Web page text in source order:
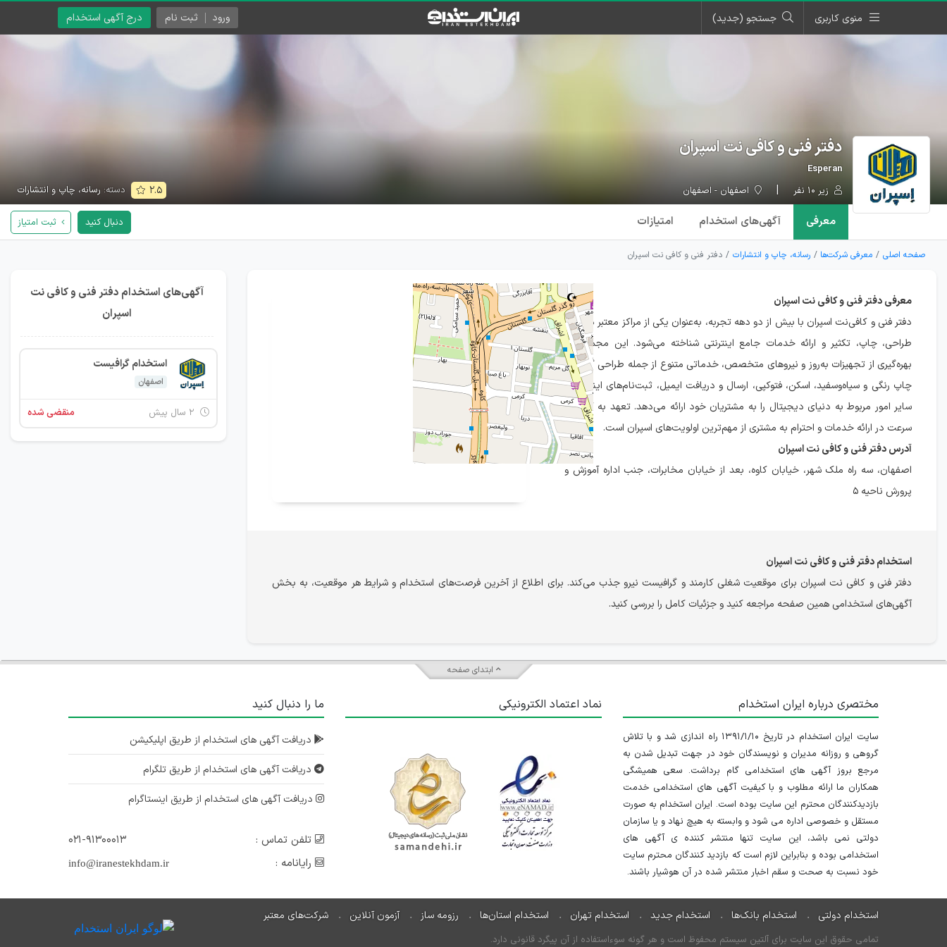
منوی کاربری جستجو (جدید) درج آگهی استخدام ورود ثبت نام
دفتر فنی و کافی نت اسپران
Esperan
زیر ۱۰ نفر
اصفهان - اصفهان ۲.۵ دسته: رسانه، چاپ و انتشارات
معرفی آگهی‌های استخدام امتیازات دنبال کنید ثبت امتیاز
صفحه اصلی معرفی شرکت‌ها رسانه، چاپ و انتشارات دفتر فنی و کافی نت اسپران
معرفی دفتر فنی و کافی نت اسپران
دفتر فنی و کافی‌نت اسپران با بیش از دو دهه تجربه، به‌عنوان یکی از مراکز معتبر در حوزه
طراحی، چاپ، تکثیر و ارائه خدمات جامع اینترنتی شناخته می‌شود. این مجموعه با
بهره‌گیری از تجهیزات به‌روز و نیروهای متخصص، خدماتی متنوع از جمله طراحی گرافیک،
چاپ رنگی و سیاه‌وسفید، اسکن، فتوکپی، ارسال و دریافت ایمیل، ثبت‌نام‌های اینترنتی و
سایر امور مربوط به دنیای دیجیتال را به مشتریان خود ارائه می‌دهد. تعهد به کیفیت،
سرعت در ارائه خدمات و احترام به مشتری از مهم‌ترین اولویت‌های اسپران است.
آدرس دفتر فنی و کافی نت اسپران
اصفهان، سه راه ملک شهر، خیابان کاوه، بعد از خیابان مخابرات، جنب اداره آموزش و
پرورش ناحیه ۵
استخدام دفتر فنی و کافی نت اسپران
دفتر فنی و کافی نت اسپران برای موقعیت شغلی کارمند و گرافیست نیرو جذب می‌کند. برای اطلاع از آخرین فرصت‌های استخدام و شرایط هر موقعیت، به بخش
آگهی‌های استخدامی همین صفحه مراجعه کنید و جزئیات کامل را بررسی کنید.
آگهی‌های استخدام دفتر فنی و کافی نت
اسپران
استخدام گرافیست
اصفهان
منقضی شده
ابتدای صفحه
مختصری درباره ایران استخدام
سایت ایران استخدام در تاریخ ۱۳۹۱/۱/۱۰ راه اندازی شد و با تلاش
گروهی و روزانه مدیران و نویسندگان خود در جهت تبدیل شدن به
مرجع بروز آگهی های استخدامی گام برداشت. سعی همیشگی
همکاران ما ارائه مطلوب و با کیفیت آگهی های استخدامی خدمت
بازدیدکنندگان محترم این سایت بوده است. ایران استخدام به صورت
مستقل و خصوصی اداره می شود و وابسته به هیچ نهاد و یا سازمان
دولتی نمی باشد، این سایت تنها منتشر کننده ی آگهی های
استخدامی بوده و بنابراین لازم است که بازدید کنندگان محترم سایت
خود نسبت به صحت و سقم اخبار منتشر شده در آن هوشیار باشند.
نماد اعتماد الکترونیکی ما را دنبال کنید
دریافت آگهی های استخدام از طریق اپلیکیشن
دریافت آگهی های استخدام از طریق تلگرام
دریافت آگهی های استخدام از طریق اینستاگرام
تلفن تماس :
۰۲۱-۹۱۳۰۰۰۱۳
رایانامه :
info@iranestekhdam.ir
استخدام دولتی استخدام بانک‌ها استخدام جدید استخدام تهران استخدام استان‌ها رزومه ساز آزمون آنلاین شرکت‌های معتبر
تمامی حقوق این سایت برای آلتین سیستم محفوظ است و هر گونه سوءاستفاده از آن پیگرد قانونی دارد.